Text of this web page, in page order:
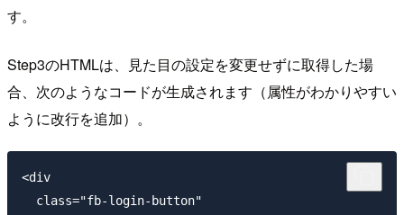
す。
Step3のHTMLは、見た目の設定を変更せずに取得した場
合、次のようなコードが生成されます（属性がわかりやすい
ように改行を追加）。
<div
  class="fb-login-button"